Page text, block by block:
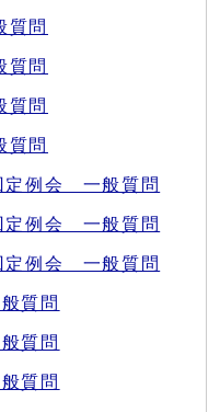
問
問
問
問
定例会 一般質問
定例会 一般質問
定例会 一般質問
質問
質問
質問